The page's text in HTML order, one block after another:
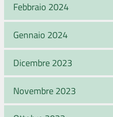
Febbraio 2024
Gennaio 2024
Dicembre 2023
Novembre 2023